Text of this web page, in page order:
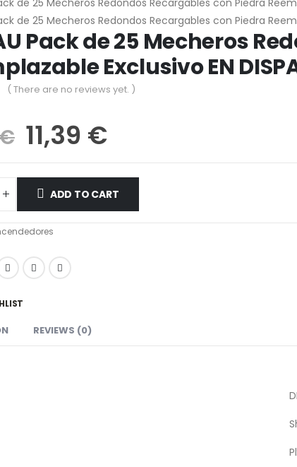
Pack de 25 Mecheros
Exclusivo EN
( There are no reviews yet. )
11,39 €
ADD TO CART
REVIEWS (0)